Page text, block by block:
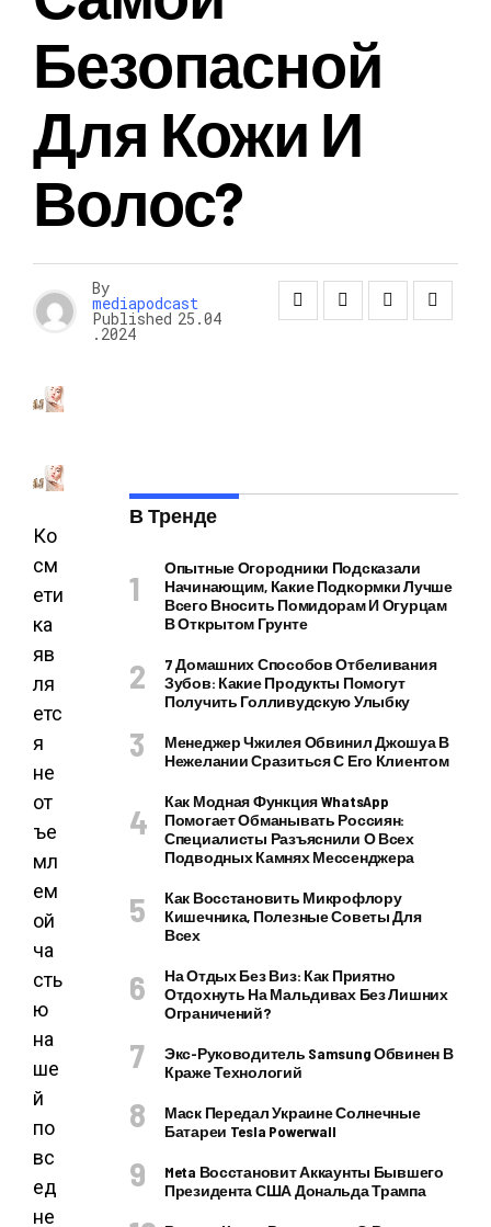
Безопасной
Для Кожи И
Волос?
By
mediapodcast
Published 25.04
.2024
Ко
см
ети
ка
яв
ля
етс
я
не
от
ъе
мл
ем
ой
ча
сть
ю
на
ше
й
по
вс
ед
не
В Тренде
Опытные Огородники Подсказали
Начинающим, Какие Подкормки Лучше
Всего Вносить Помидорам И Огурцам
В Открытом Грунте
7 Домашних Способов Отбеливания
Зубов: Какие Продукты Помогут
Получить Голливудскую Улыбку
Менеджер Чжилея Обвинил Джошуа В
Нежелании Сразиться С Его Клиентом
Как Модная Функция WhatsApp
Помогает Обманывать Россиян:
Специалисты Разъяснили О Всех
Подводных Камнях Мессенджера
Как Восстановить Микрофлору
Кишечника, Полезные Советы Для
Всех
На Отдых Без Виз: Как Приятно
Отдохнуть На Мальдивах Без Лишних
Ограничений?
Экс-Руководитель Samsung Обвинен В
Краже Технологий
Маск Передал Украине Солнечные
Батареи Tesla Powerwall
Meta Восстановит Аккаунты Бывшего
Президента США Дональда Трампа